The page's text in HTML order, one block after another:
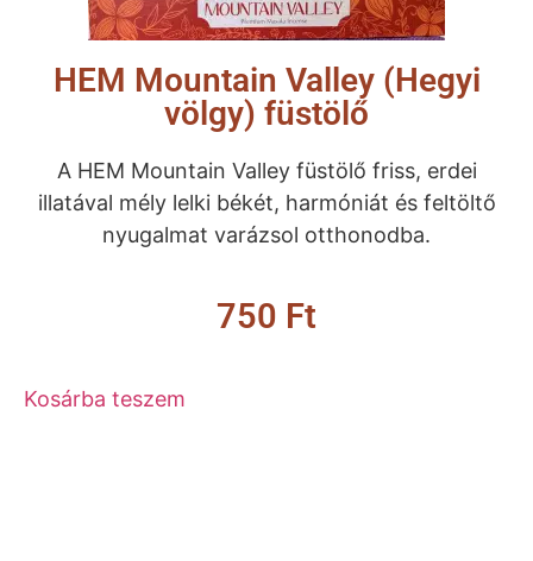
HEM Mountain Valley (Hegyi
völgy) füstölő
A HEM Mountain Valley füstölő friss, erdei
illatával mély lelki békét, harmóniát és feltöltő
nyugalmat varázsol otthonodba.
750 Ft
Kosárba teszem